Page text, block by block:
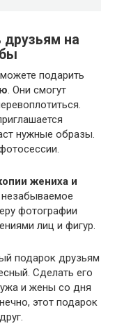
друзьям на
подарить
. Они смогут
нужные образы.
жениха и
незабываемое
фотографии
лиц и фигур.
подарок друзьям
Сделать его
и жены со дня
этот подарок